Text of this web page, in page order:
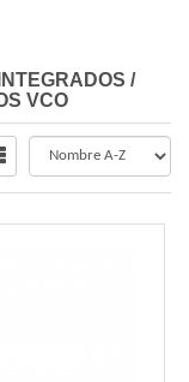
/
VCO